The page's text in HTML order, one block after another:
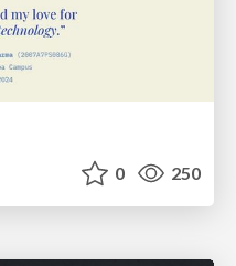
0 250